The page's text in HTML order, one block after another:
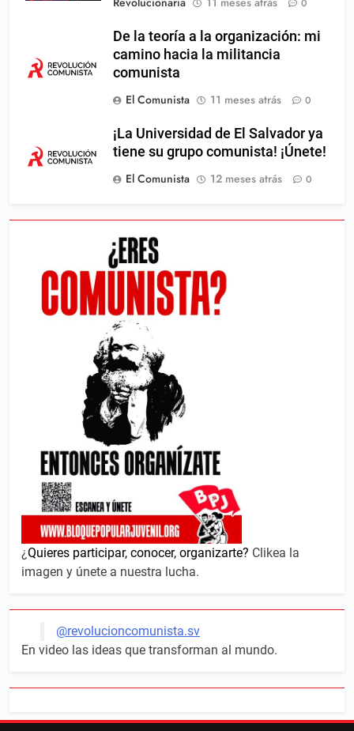
De la teoría a la organización: mi
camino hacia la militancia
comunista
El Comunista
11 meses atrás 0
¡La Universidad de El Salvador ya
tiene su grupo comunista! ¡Únete!
El Comunista
12 meses atrás 0
¿Quieres participar, conocer, organizarte? Clikea la
imagen y únete a nuestra lucha.
@revolucioncomunista.sv
En video las ideas que transforman al mundo.